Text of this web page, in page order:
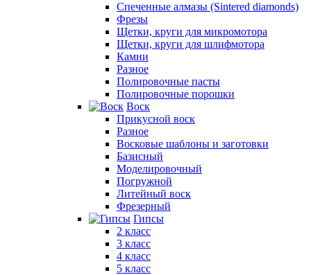
Спеченные алмазы (Sintered diamonds)
Фрезы
Щетки, круги для микромотора
Щетки, круги для шлифмотора
Камни
Разное
Полировочные пасты
Полировочные порошки
Воск
Прикусной воск
Разное
Восковые шаблоны и заготовки
Базисный
Моделировочный
Погружной
Литейный воск
Фрезерный
Гипсы
2 класс
3 класс
4 класс
5 класс